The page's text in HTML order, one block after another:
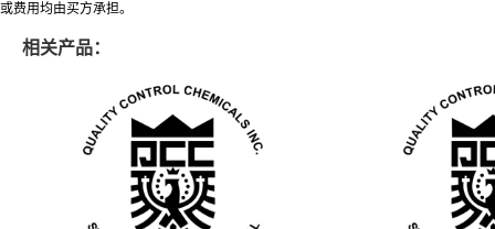
或费用均由买方承担。
相关产品：